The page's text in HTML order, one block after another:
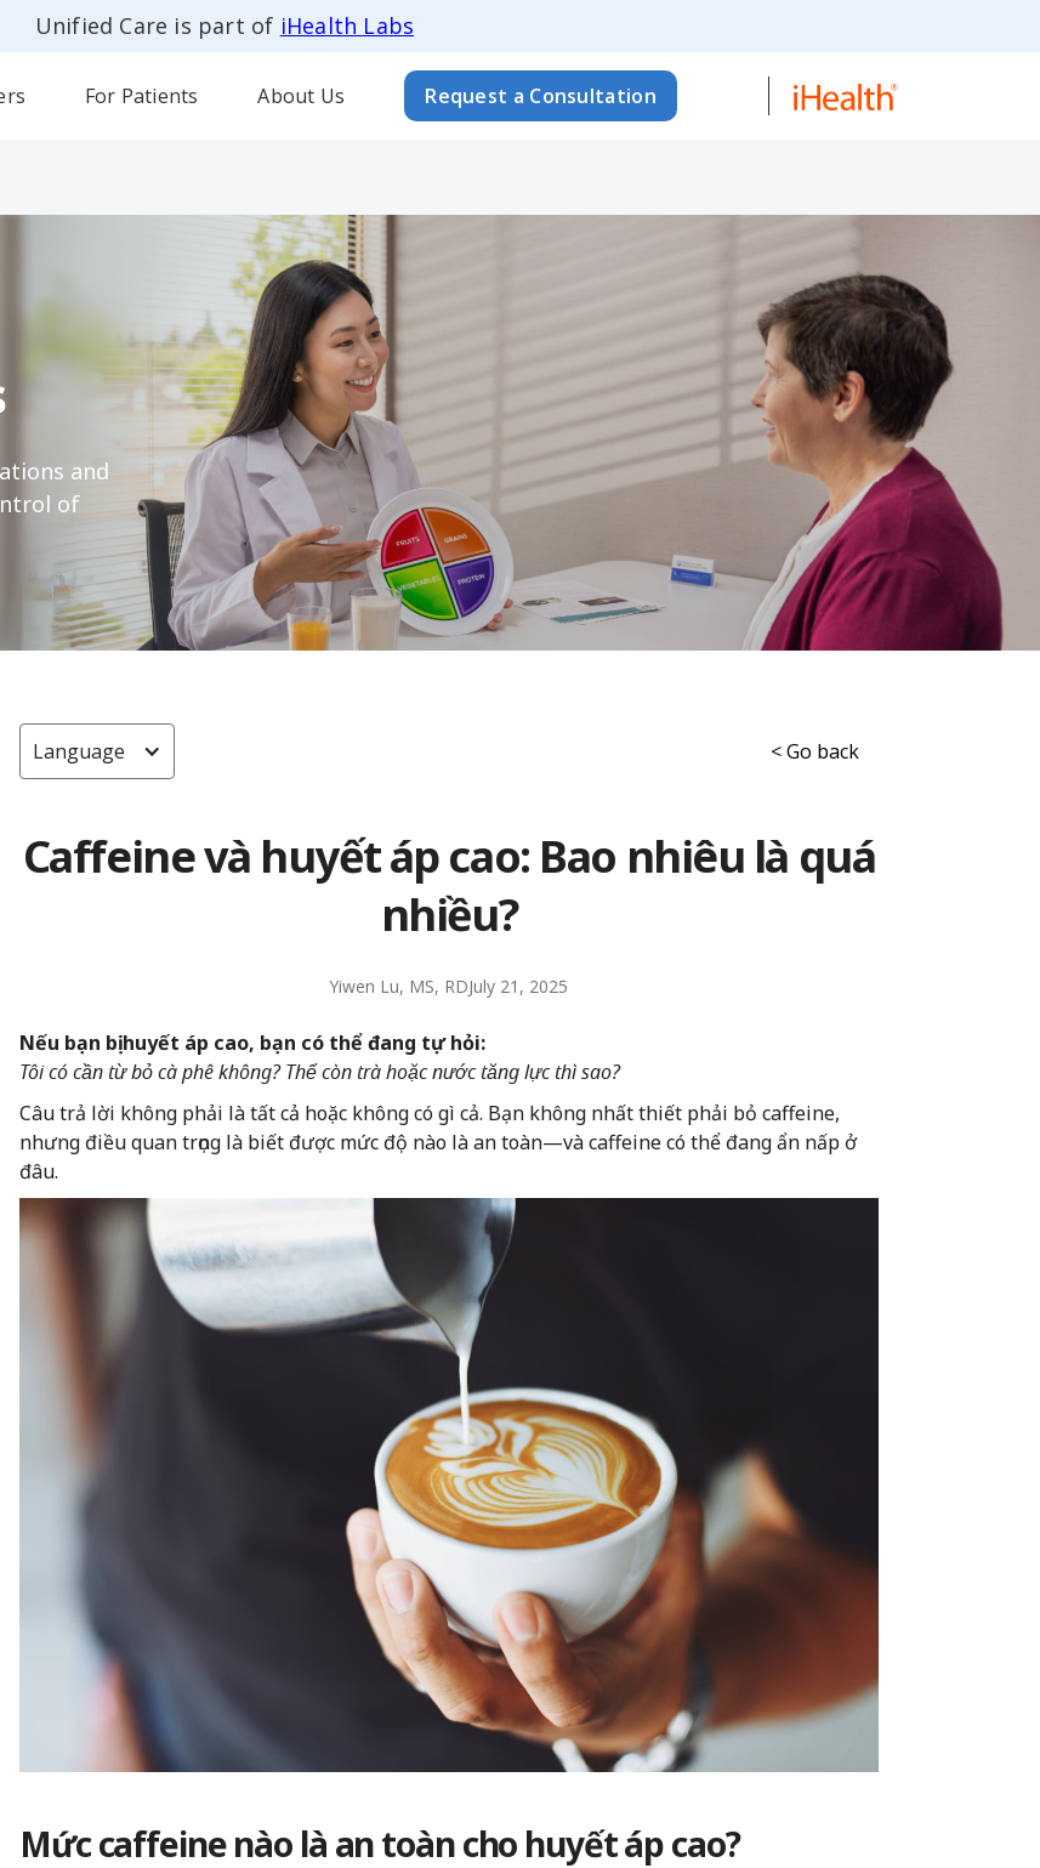
Unified Care is part of iHealth Labs
For Patients About Us Request a Consultation
and
of
Language < Go back
Caffeine và huyết áp cao: Bao nhiêu là quá
nhiều?
Yiwen Lu, MS, RDJuly 21, 2025
Nếu bạn bị huyết áp cao, bạn có thể đang tự hỏi:
Tôi có cần từ bỏ cà phê không? Thế còn trà hoặc nước tăng lực thì sao?
Câu trả lời không phải là tất cả hoặc không có gì cả. Bạn không nhất thiết phải bỏ caffeine,
nhưng điều quan trọng là biết được mức độ nào là an toàn—và caffeine có thể đang ẩn nấp ở
đâu.
Mức caffeine nào là an toàn cho huyết áp cao?